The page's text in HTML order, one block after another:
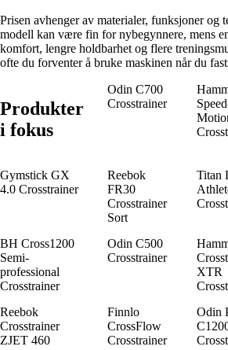
Prisen avhenger av materialer, funksjoner og
modell kan være fin for nybegynnere, mens
komfort, lengre holdbarhet og flere
ofte du forventer å bruke maskinen når du
Produkter
i fokus
Odin C700
Crosstrainer
Gymstick GX
4.0 Crosstrainer
Reebok
FR30
Crosstrainer
Sort
Titan
BH Cross1200
Semi-
professional
Crosstrainer
Odin C500
Crosstrainer
XTR
Reebok
Crosstrainer
ZJET 460
Finnlo
CrossFlow
Crosstrainer
Odin